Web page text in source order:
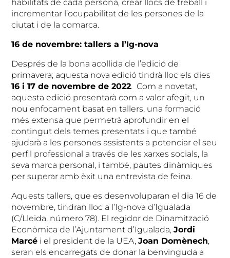
habilitats de cada persona, crear llocs de treball i
incrementar l’ocupabilitat de les persones de la
ciutat i de la comarca.
16 de novembre: tallers a l’Ig-nova
Després de la bona acollida de l’edició de
primavera; aquesta nova edició tindrà lloc els dies
16 i 17 de novembre de 2022. Com a novetat,
aquesta edició presentarà com a valor afegit, un
nou enfocament basat en tallers, una formació
més extensa que permetrà aprofundir en el
contingut dels temes presentats i que també
ajudarà a les persones assistents a potenciar el seu
perfil professional a través de les xarxes socials, la
seva marca personal, i també, pautes dinàmiques
per superar amb èxit una entrevista de feina.
Aquests tallers, que es desenvoluparan el dia 16 de
novembre, tindran lloc a l’Ig-nova d’Igualada
(C/Lleida, número 78). El regidor de Dinamització
Econòmica de l’Ajuntament d’Igualada,Jordi
Marcé i el president de la UEA,Joan Domènech,
seran els encarregats de donar la benvinguda a